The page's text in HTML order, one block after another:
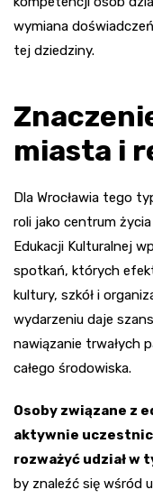
wymiana
tej dziedziny.
miasta i
Dla Wrocławia tego
roli jako centrum
Edukacji Kulturalnej
spotkań, których
kultury, szkół i
wydarzeniu daje
nawiązanie trwałych
całego środowiska.
Osoby związane z
aktywnie
rozważyć udział w
by znaleźć się wśród